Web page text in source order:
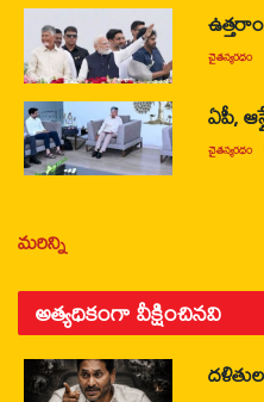
చైతన్యరధం
ఏపీ,
చైతన్యరధం
మరిన్ని
అత్యధికంగా వీక్షించినవి